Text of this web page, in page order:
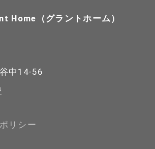
Home（グラントホーム）
中14-56
リシー